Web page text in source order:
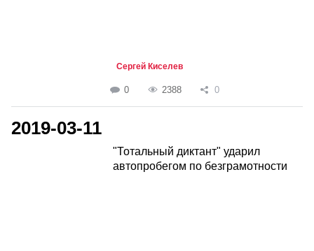
Сергей Киселев
0 2388 0
2019-03-11
"Тотальный диктант" ударил
автопробегом по безграмотности